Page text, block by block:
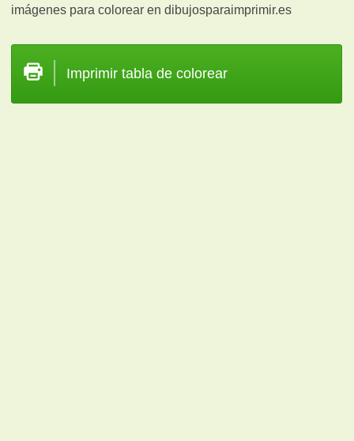
imágenes para colorear en dibujosparaimprimir.es
Imprimir tabla de colorear